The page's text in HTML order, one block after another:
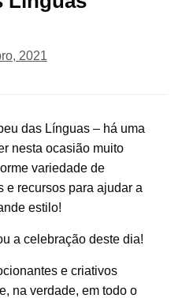
2021
das Línguas – há uma
nesta ocasião muito
variedade de
e recursos para ajudar a
estilo!
a celebração deste dia!
e criativos
na verdade, em todo o